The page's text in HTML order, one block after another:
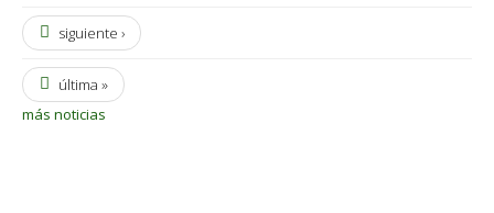
siguiente ›
última »
más noticias